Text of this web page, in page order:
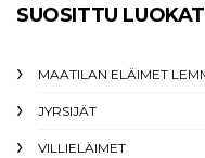
SUOSITTU LUOKAT
MAATILAN ELÄIMET
JYRSIJÄT
VILLIELÄIMET